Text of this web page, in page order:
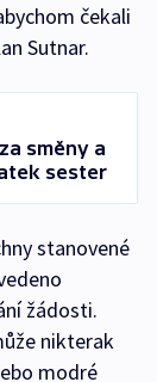
čekali
Sutnar.
směny a
sester
stanovené
žádosti.
nikterak
modré